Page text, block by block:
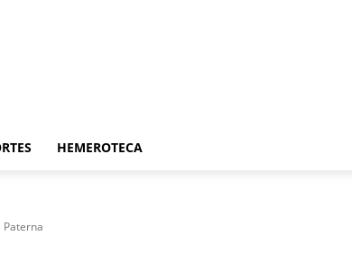
HEMEROTECA